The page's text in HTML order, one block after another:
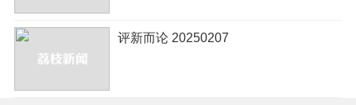
评新而论 20250207